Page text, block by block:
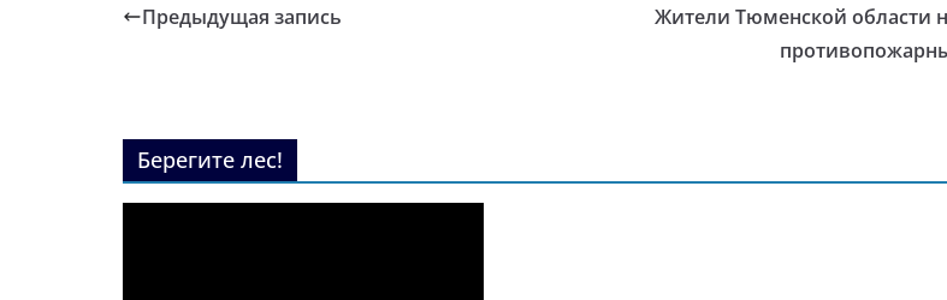
Предыдущая запись
Жители Тюменской области
Берегите лес!